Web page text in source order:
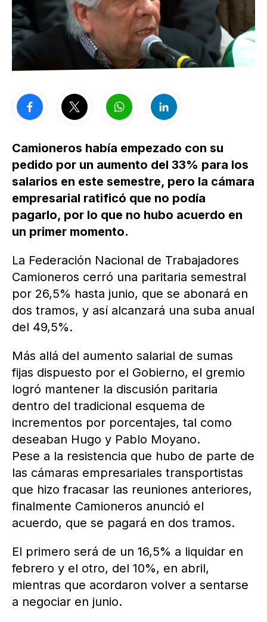
Camioneros había empezado con su
pedido por un aumento del 33% para los
salarios en este semestre, pero la cámara
empresarial ratificó que no podía
pagarlo, por lo que no hubo acuerdo en
un primer momento.
La Federación Nacional de Trabajadores
Camioneros cerró una paritaria semestral
por 26,5% hasta junio, que se abonará en
dos tramos, y así alcanzará una suba anual
del 49,5%.
Más allá del aumento salarial de sumas
fijas dispuesto por el Gobierno, el gremio
logró mantener la discusión paritaria
dentro del tradicional esquema de
incrementos por porcentajes, tal como
deseaban Hugo y Pablo Moyano.
Pese a la resistencia que hubo de parte de
las cámaras empresariales transportistas
que hizo fracasar las reuniones anteriores,
finalmente Camioneros anunció el
acuerdo, que se pagará en dos tramos.
El primero será de un 16,5% a liquidar en
febrero y el otro, del 10%, en abril,
mientras que acordaron volver a sentarse
a negociar en junio.